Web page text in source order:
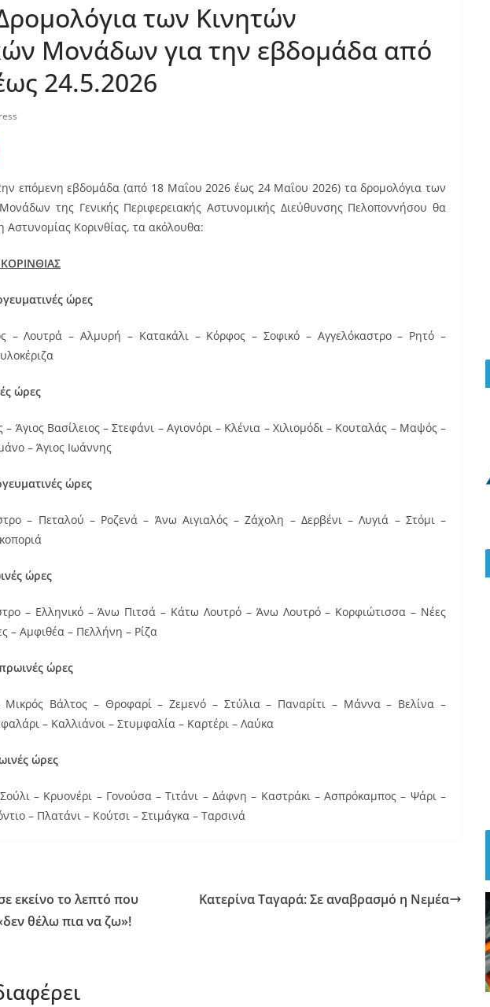
των Κινητών
Μονάδων για την εβδομάδα από
24.5.2026
επόμενη εβδομάδα (από 18 Μαΐου 2026 έως 24 Μαΐου 2026) τα δρομολόγια των
της Γενικής Περιφερειακής Αστυνομικής Διεύθυνσης Πελοποννήσου θα
Αστυνομίας Κορινθίας, τα ακόλουθα:
ώρες
– Λουτρά – Αλμυρή – Κατακάλι – Κόρφος – Σοφικό – Αγγελόκαστρο – Ρητό –
ώρες
– Άγιος Βασίλειος – Στεφάνι – Αγιονόρι – Κλένια – Χιλιομόδι – Κουταλάς – Μαψός –
– Άγιος Ιωάννης
ώρες
– Πεταλού – Ροζενά – Άνω Αιγιαλός – Ζάχολη – Δερβένι – Λυγιά – Στόμι –
ώρες
– Ελληνικό – Άνω Πιτσά – Κάτω Λουτρό – Άνω Λουτρό – Κορφιώτισσα – Νέες
– Αμφιθέα – Πελλήνη – Ρίζα
ώρες
Μικρός Βάλτος – Θροφαρί – Ζεμενό – Στύλια – Παναρίτι – Μάννα – Βελίνα –
– Καλλιάνοι – Στυμφαλία – Καρτέρι – Λαύκα
ώρες
– Κρυονέρι – Γονούσα – Τιτάνι – Δάφνη – Καστράκι – Ασπρόκαμπος – Ψάρι –
– Πλατάνι – Κούτσι – Στιμάγκα – Ταρσινά
εκείνο το λεπτό που
θέλω πια να ζω»!
Κατερίνα Ταγαρά: Σε αναβρασμό η Νεμέα